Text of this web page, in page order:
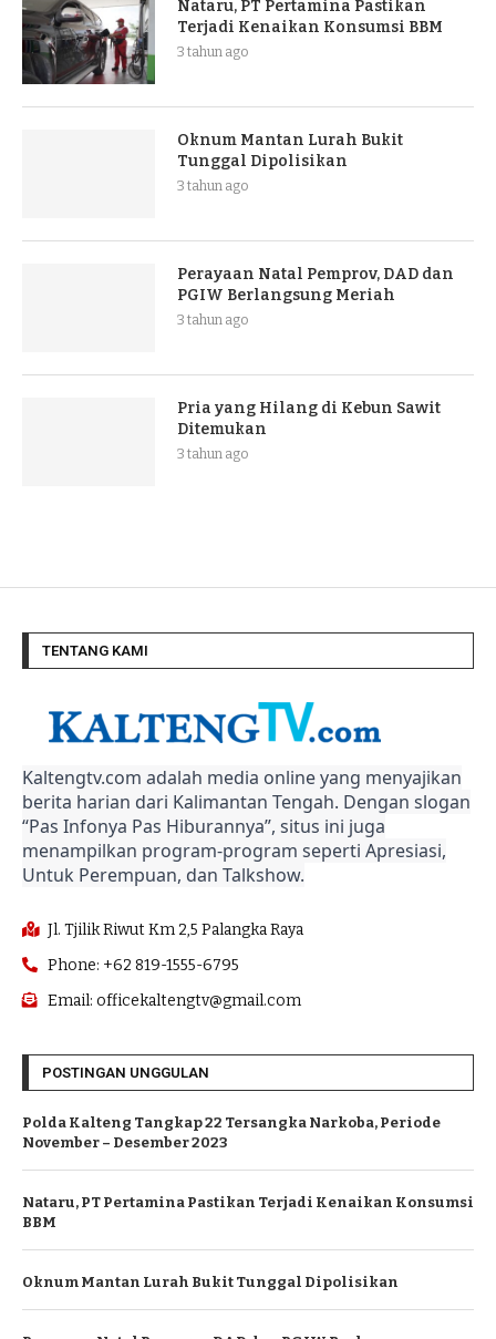
Nataru, PT Pertamina Pastikan
Terjadi Kenaikan Konsumsi BBM
3 tahun ago
Oknum Mantan Lurah Bukit
Tunggal Dipolisikan
3 tahun ago
Perayaan Natal Pemprov, DAD dan
PGIW Berlangsung Meriah
3 tahun ago
Pria yang Hilang di Kebun Sawit
Ditemukan
3 tahun ago
TENTANG KAMI
Kaltengtv.com adalah media online yang menyajikan
berita harian dari Kalimantan Tengah. Dengan slogan
“Pas Infonya Pas Hiburannya”, situs ini juga
menampilkan program-program seperti Apresiasi,
Untuk Perempuan, dan Talkshow.
Jl. Tjilik Riwut Km 2,5 Palangka Raya
Phone: +62 819-1555-6795
Email: officekaltengtv@gmail.com
POSTINGAN UNGGULAN
Polda Kalteng Tangkap 22 Tersangka Narkoba, Periode
November – Desember 2023
Nataru, PT Pertamina Pastikan Terjadi Kenaikan Konsumsi
BBM
Oknum Mantan Lurah Bukit Tunggal Dipolisikan